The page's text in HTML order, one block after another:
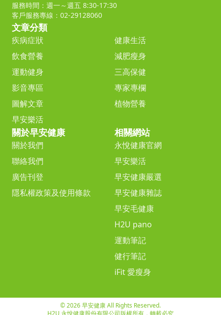
服務時間：週一～週五 8:30-17:30
客戶服務專線：02-29128060
文章分類
疾病症狀
健康生活
飲食營養
減肥瘦身
運動健身
三高保健
影音專區
專家專欄
圖解文章
植物營養
早安樂活
關於早安健康
關於我們
聯絡我們
廣告刊登
隱私權政策及使用條款
相關網站
永悅健康官網
早安樂活
早安健康嚴選
早安健康雜誌
早安毛健康
H2U pano
運動筆記
健行筆記
iFit 愛瘦身
© 2026 早安健康 All Rights Reserved.
H2U 永悅健康股份有限公司版權所有，轉載必究